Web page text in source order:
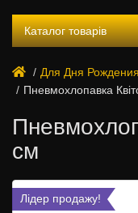
Каталог товарів
Для Дня Рождения
Пневмохлопавка
см
Лідер продажу!